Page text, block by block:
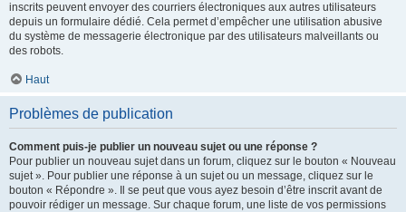
inscrits peuvent envoyer des courriers électroniques aux autres utilisateurs
depuis un formulaire dédié. Cela permet d’empêcher une utilisation abusive
du système de messagerie électronique par des utilisateurs malveillants ou
des robots.
Haut
Problèmes de publication
Comment puis-je publier un nouveau sujet ou une réponse ?
Pour publier un nouveau sujet dans un forum, cliquez sur le bouton « Nouveau
sujet ». Pour publier une réponse à un sujet ou un message, cliquez sur le
bouton « Répondre ». Il se peut que vous ayez besoin d’être inscrit avant de
pouvoir rédiger un message. Sur chaque forum, une liste de vos permissions